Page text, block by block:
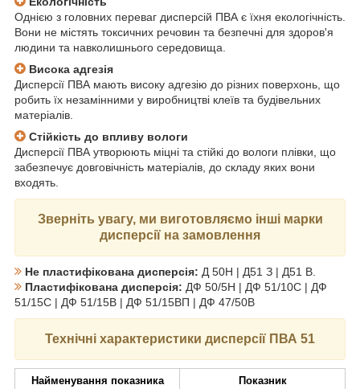
Однією з головних переваг дисперсій ПВА є їхня екологічність.
Вони не містять токсичних речовин та безпечні для здоров'я
людини та навколишнього середовища.
Висока адгезія
Дисперсії ПВА мають високу адгезію до різних поверхонь, що
робить їх незамінними у виробництві клеїв та будівельних
матеріалів.
Стійкість до впливу вологи
Дисперсії ПВА утворюють міцні та стійкі до вологи плівки, що
забезпечує довговічність матеріалів, до складу яких вони
входять.
Зверніть увагу, ми виготовляємо інші марки
дисперсії на замовлення
Не пластифікована дисперсія: Д 50Н | Д51 З | Д51 В.
Пластифікована дисперсія: ДФ 50/5Н | ДФ 51/10С | ДФ
51/15С | ДФ 51/15В | ДФ 51/15ВП | ДФ 47/50В
Технічні характеристики дисперсії ПВА 51
Найменування показника
Показник